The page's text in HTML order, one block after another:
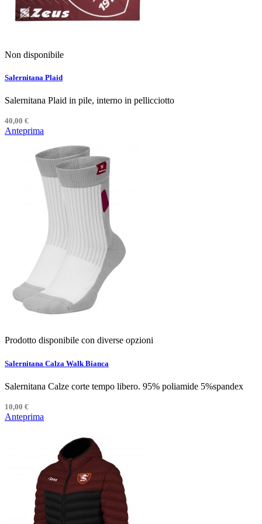
Non disponibile
Salernitana Plaid
Salernitana Plaid in pile, interno in pellicciotto
40,00 €
Anteprima
Prodotto disponibile con diverse opzioni
Salernitana Calza Walk Bianca
Salernitana Calze corte tempo libero. 95% poliamide 5%spandex
10,00 €
Anteprima